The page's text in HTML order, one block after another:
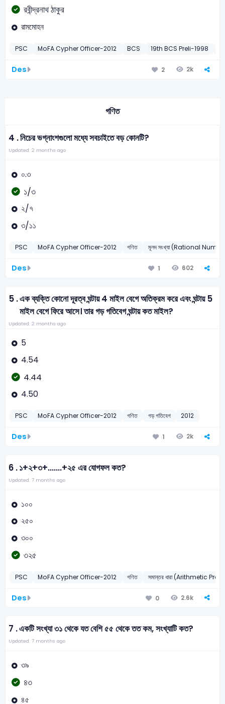
রবীন্দ্রনাথ ঠাকুর
রামমোহন
PSC MoFA Cypher Officer-2012 BCS 19th BCS Preli-1998
Des 2 2k
গণিত
4 .নিচের ভগ্নাংশগুলো মধ্যে সবচাইতে বড় কোনটি?
Updated: 2 months ago
০.৩
১/৩
২/৭
৩/১১
PSC MoFA Cypher Officer-2012 গণিত মূলদ সংখ্যা (Rational
Des 1 602
5 .এক ব্যক্তি কোনো দূরত্ব ঘন্টায় 4 মাইল বেগে অতিক্রম করে এবং ঘন্টায় 5
মাইল বেগে ফিরে আসে। তার গড় গতিবেগ ঘন্টায় কত মাইল?
Updated: 2 months ago
5
4.54
4.44
4.50
PSC MoFA Cypher Officer-2012 গণিত গড় গতিবেগ 2012
Des 1 2k
6 .১+২+৩+.......+২৫ এর যোগফল কত?
Updated: 7 months ago
১০০
২৫০
৩০০
৩২৫
PSC MoFA Cypher Officer-2012 গণিত সমান্তর ধারা (Arithmetic
Des 0 2.6k
7 .একটি সংখ্যা ৩১ থেকে যত বেশি ৫৫ থেকে তত কম, সংখ্যাটি কত?
Updated: 7 months ago
৩৯
৪৩
৪৫